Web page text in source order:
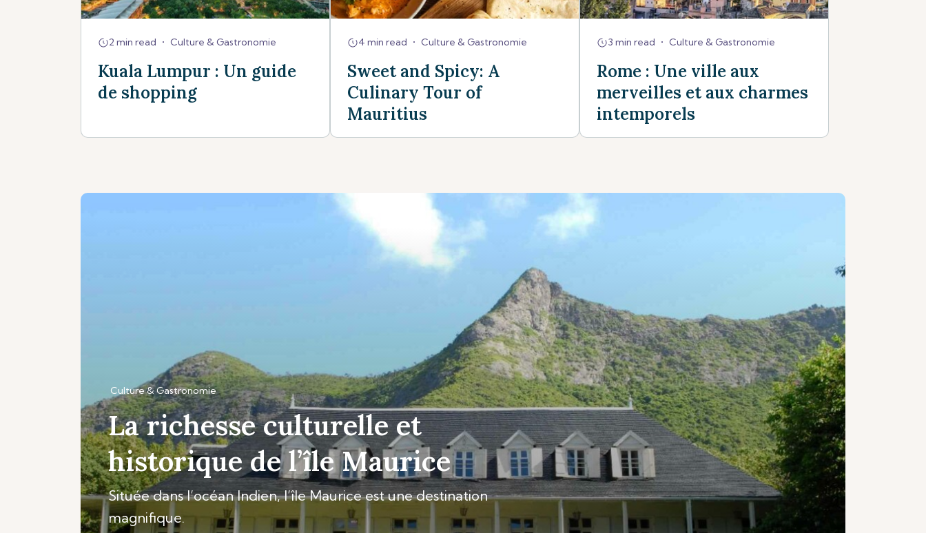
2 min read • Culture & Gastronomie
Kuala Lumpur : Un guide
de shopping
4 min read • Culture & Gastronomie
Sweet and Spicy: A
Culinary Tour of
Mauritius
3 min read • Culture & Gastronomie
Rome : Une ville aux
merveilles et aux charmes
intemporels
Culture & Gastronomie
La richesse culturelle et
historique de l’île Maurice
Située dans l’océan Indien, l’île Maurice est une destination
magnifique.